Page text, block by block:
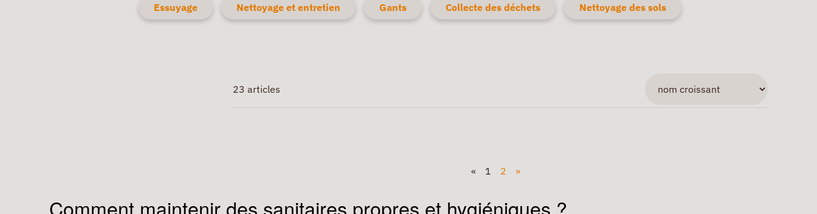
Essuyage Nettoyage et entretien Gants Collecte des déchets Nettoyage des sols
23 articles
« 1 2 »
Comment maintenir des sanitaires propres et hygiéniques ?